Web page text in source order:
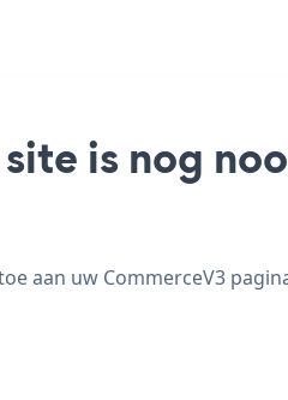
is nog
aan uw CommerceV3